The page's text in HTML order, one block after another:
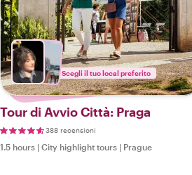
Scegli il tuo local preferito
Tour di Avvio Città: Praga
388 recensioni
1.5 hours | City highlight tours | Prague